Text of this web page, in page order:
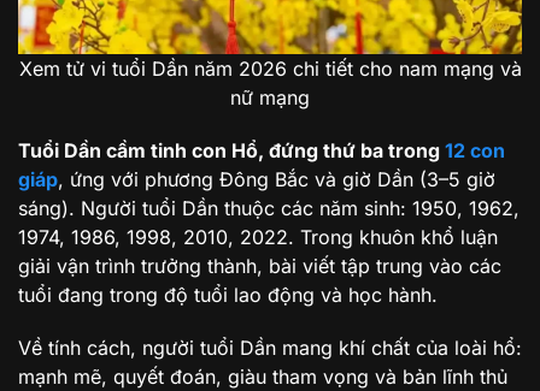
Xem tử vi tuổi Dần năm 2026 chi tiết cho nam mạng và
nữ mạng
Tuổi Dần cầm tinh con Hổ, đứng thứ ba trong 12 con
giáp, ứng với phương Đông Bắc và giờ Dần (3–5 giờ
sáng). Người tuổi Dần thuộc các năm sinh: 1950, 1962,
1974, 1986, 1998, 2010, 2022. Trong khuôn khổ luận
giải vận trình trưởng thành, bài viết tập trung vào các
tuổi đang trong độ tuổi lao động và học hành.
Về tính cách, người tuổi Dần mang khí chất của loài hổ:
mạnh mẽ, quyết đoán, giàu tham vọng và bản lĩnh thủ